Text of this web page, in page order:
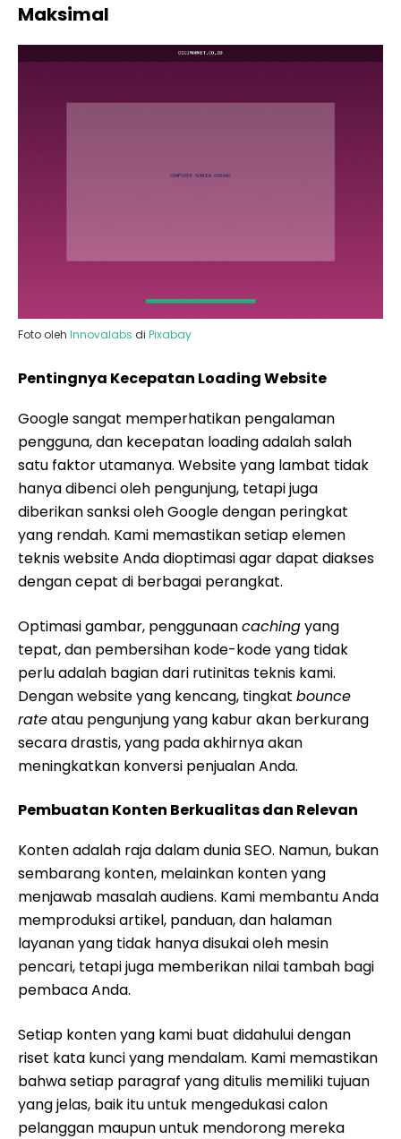
Maksimal
Foto oleh Innovalabs di Pixabay
Pentingnya Kecepatan Loading Website
Google sangat memperhatikan pengalaman
pengguna, dan kecepatan loading adalah salah
satu faktor utamanya. Website yang lambat tidak
hanya dibenci oleh pengunjung, tetapi juga
diberikan sanksi oleh Google dengan peringkat
yang rendah. Kami memastikan setiap elemen
teknis website Anda dioptimasi agar dapat diakses
dengan cepat di berbagai perangkat.
Optimasi gambar, penggunaancachingyang
tepat, dan pembersihan kode-kode yang tidak
perlu adalah bagian dari rutinitas teknis kami.
Dengan website yang kencang, tingkat bounce
rateatau pengunjung yang kabur akan berkurang
secara drastis, yang pada akhirnya akan
meningkatkan konversi penjualan Anda.
Pembuatan Konten Berkualitas dan Relevan
Konten adalah raja dalam dunia SEO. Namun, bukan
sembarang konten, melainkan konten yang
menjawab masalah audiens. Kami membantu Anda
memproduksi artikel, panduan, dan halaman
layanan yang tidak hanya disukai oleh mesin
pencari, tetapi juga memberikan nilai tambah bagi
pembaca Anda.
Setiap konten yang kami buat didahului dengan
riset kata kunci yang mendalam. Kami memastikan
bahwa setiap paragraf yang ditulis memiliki tujuan
yang jelas, baik itu untuk mengedukasi calon
pelanggan maupun untuk mendorong mereka